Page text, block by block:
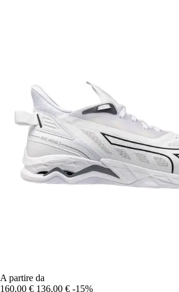
A partire da
160,00 € 136,00 € -15%